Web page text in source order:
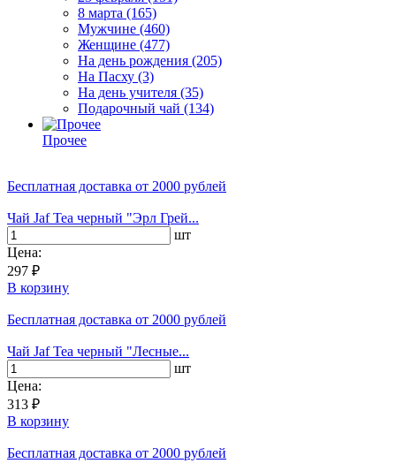
8 марта (165)
Мужчине (460)
Женщине (477)
На день рождения (205)
На Пасху (3)
На день учителя (35)
Подарочный чай (134)
Прочее
Бесплатная доставка от 2000 рублей
Чай Jaf Tea черный "Эрл Грей...
шт
Цена:
297 ₽
В корзину
Бесплатная доставка от 2000 рублей
Чай Jaf Tea черный "Лесные...
шт
Цена:
313 ₽
В корзину
Бесплатная доставка от 2000 рублей